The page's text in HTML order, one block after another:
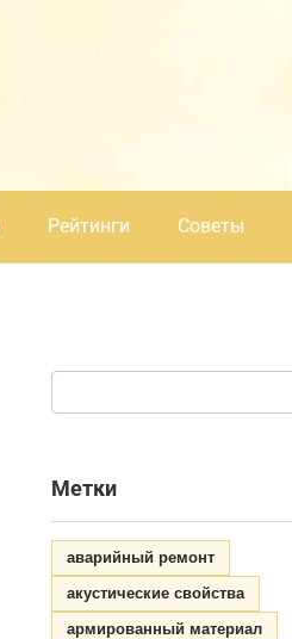
Рейтинги Советы
Метки
аварийный ремонт
акустические свойства
армированный материал